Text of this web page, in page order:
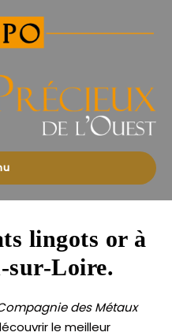
lingots or à
sur-Loire.
des Métaux
le meilleur